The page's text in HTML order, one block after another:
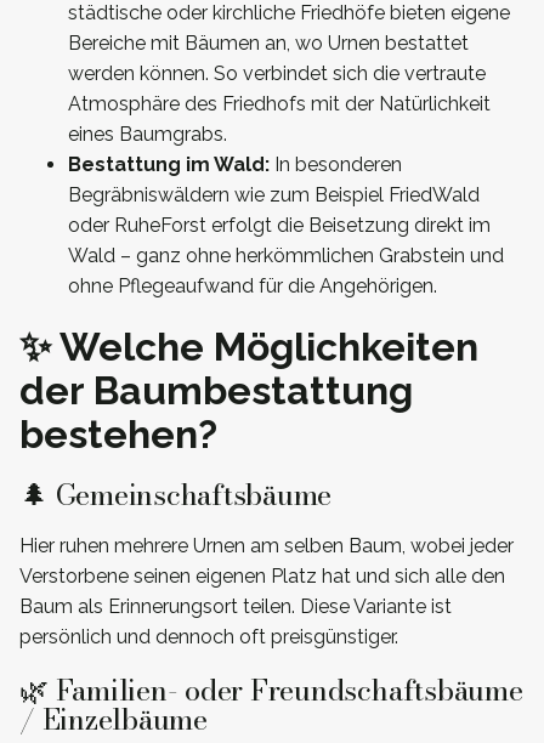
städtische oder kirchliche Friedhöfe bieten eigene
Bereiche mit Bäumen an, wo Urnen bestattet
werden können. So verbindet sich die vertraute
Atmosphäre des Friedhofs mit der Natürlichkeit
eines Baumgrabs.
Bestattung im Wald: In besonderen
Begräbniswäldern wie zum Beispiel FriedWald
oder RuheForst erfolgt die Beisetzung direkt im
Wald – ganz ohne herkömmlichen Grabstein und
ohne Pflegeaufwand für die Angehörigen.
✨ Welche Möglichkeiten
der Baumbestattung
bestehen?
🌲 Gemeinschaftsbäume
Hier ruhen mehrere Urnen am selben Baum, wobei jeder
Verstorbene seinen eigenen Platz hat und sich alle den
Baum als Erinnerungsort teilen. Diese Variante ist
persönlich und dennoch oft preisgünstiger.
🌿 Familien- oder Freundschaftsbäume
/ Einzelbäume